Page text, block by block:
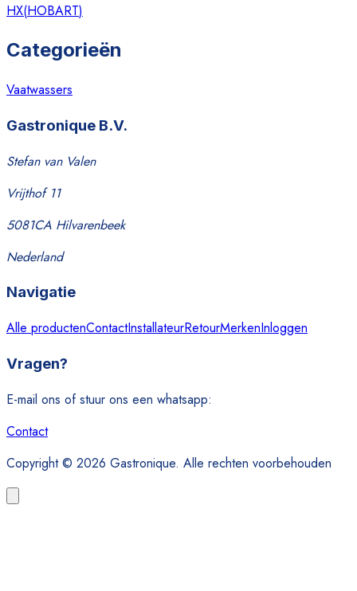
HX(HOBART)
Categorieën
Vaatwassers
Gastronique B.V.
Stefan van Valen
Vrijthof 11
5081CA Hilvarenbeek
Nederland
Navigatie
Alle productenContactInstallateurRetourMerkenInloggen
Vragen?
E-mail ons of stuur ons een whatsapp:
Contact
Copyright © 2026 Gastronique. Alle rechten voorbehouden